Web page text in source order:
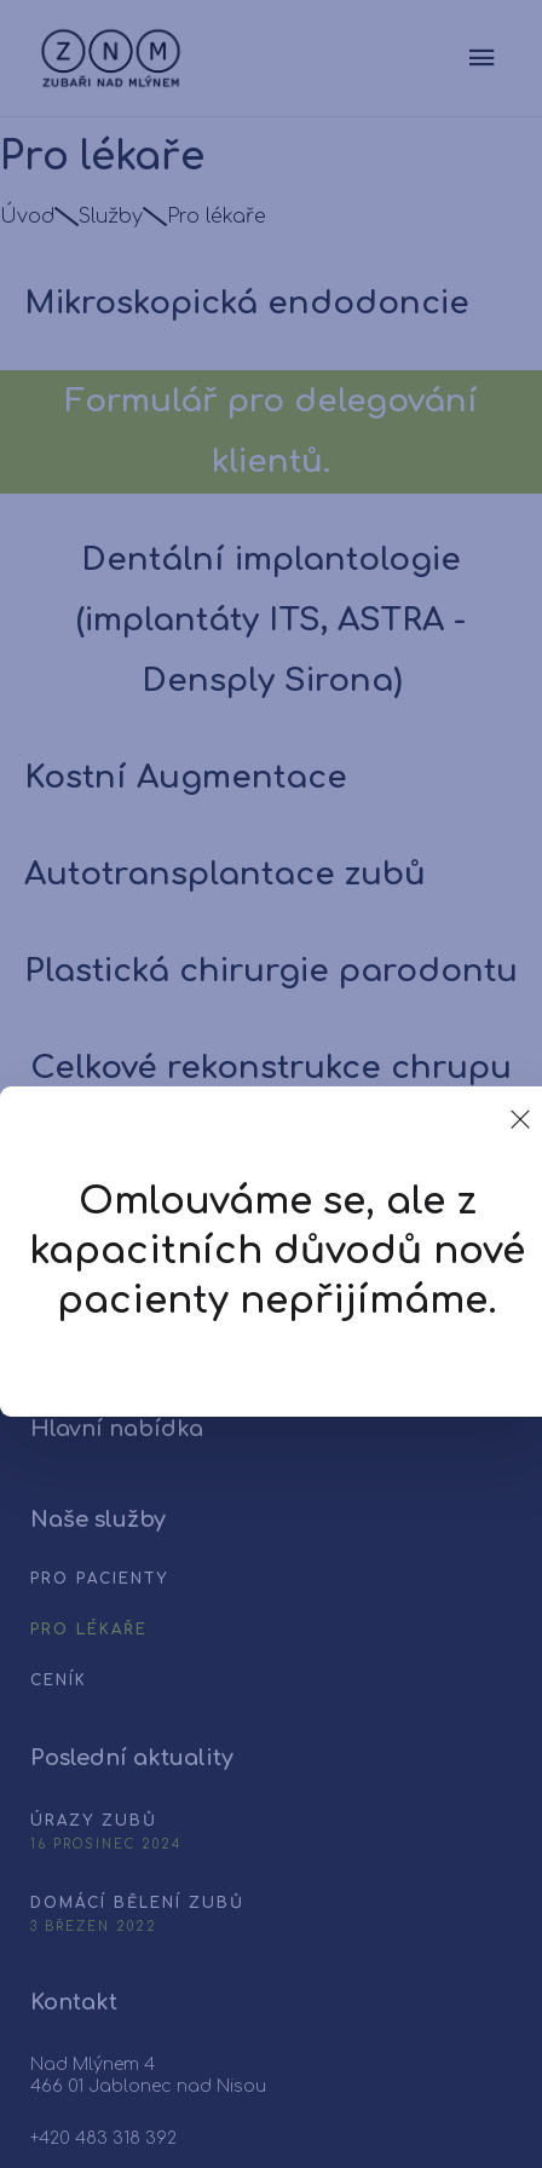
Pro lékaře
Úvod Služby Pro lékaře
Mikroskopická endodoncie
Formulář pro delegování
klientů.
Dentální implantologie
(implantáty ITS, ASTRA -
Densply Sirona)
Kostní Augmentace
Autotransplantace zubů
Plastická chirurgie parodontu
Celkové rekonstrukce chrupu
Extrakce zubů
[forms ID=2]
Hlavní nabídka
Naše služby
PRO PACIENTY
PRO LÉKAŘE
CENÍK
Poslední aktuality
ÚRAZY ZUBŮ
16 PROSINEC 2024
DOMÁCÍ BĚLENÍ ZUBŮ
3 BŘEZEN 2022
Kontakt
Nad Mlýnem 4
466 01 Jablonec nad Nisou
+420 483 318 392
Omlouváme se, ale z
kapacitních důvodů nové
pacienty nepřijímáme.